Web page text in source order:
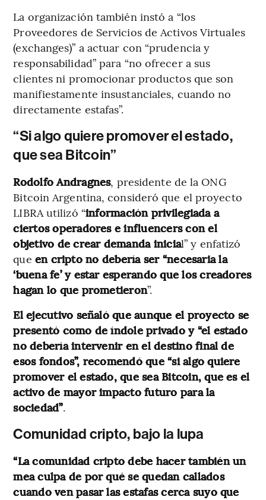
La organización también instó a “los
Proveedores de Servicios de Activos Virtuales
(exchanges)” a actuar con “prudencia y
responsabilidad” para “no ofrecer a sus
clientes ni promocionar productos que son
manifiestamente insustanciales, cuando no
directamente estafas”.
“Si algo quiere promover el estado,
que sea Bitcoin”
Rodolfo Andragnes, presidente de la ONG
Bitcoin Argentina, consideró que el proyecto
LIBRA utilizó “información privilegiada a
ciertos operadores e influencers con el
objetivo de crear demanda inicial” y enfatizó
que en cripto no debería ser “necesaria la
‘buena fe’ y estar esperando que los creadores
hagan lo que prometieron”.
El ejecutivo señaló que aunque el proyecto se
presentó como de índole privado y “el estado
no debería intervenir en el destino final de
esos fondos”, recomendó que “si algo quiere
promover el estado, que sea Bitcoin, que es el
activo de mayor impacto futuro para la
sociedad”.
Comunidad cripto, bajo la lupa
“La comunidad cripto debe hacer también un
mea culpa de por qué se quedan callados
cuando ven pasar las estafas cerca suyo que